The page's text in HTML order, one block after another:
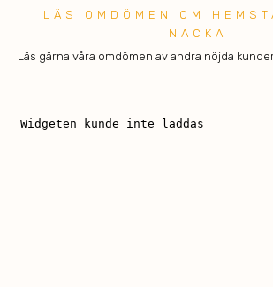
LÄS OMDÖMEN OM
NACKA
Läs gärna våra omdömen av andra nöjda